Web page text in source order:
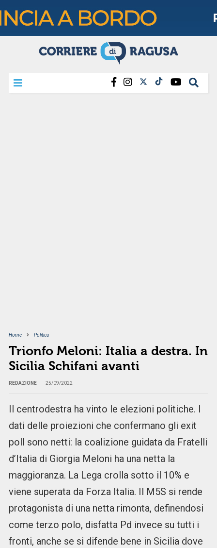
Home Politica
Trionfo Meloni: Italia a destra. In
Sicilia Schifani avanti
REDAZIONE 25/09/2022
Il centrodestra ha vinto le elezioni politiche. I
dati delle proiezioni che confermano gli exit
poll sono netti: la coalizione guidata da Fratelli
d’Italia di Giorgia Meloni ha una netta la
maggioranza. La Lega crolla sotto il 10% e
viene superata da Forza Italia. Il M5S si rende
protagonista di una netta rimonta, definendosi
come terzo polo, disfatta Pd invece su tutti i
fronti, anche se si difende bene in Sicilia dove